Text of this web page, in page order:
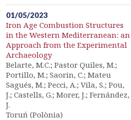
01/05/2023
Iron Age Combustion Structures
in the Western Mediterranean: an
Approach from the Experimental
Archaeology
Belarte, M.C.; Pastor Quiles, M.;
Portillo, M.; Saorin, C.; Mateu
Sagués, M.; Pecci, A.; Vila, S.; Pou,
J.; Castells, G.; Morer, J.; Fernández,
J.
Toruń (Polònia)